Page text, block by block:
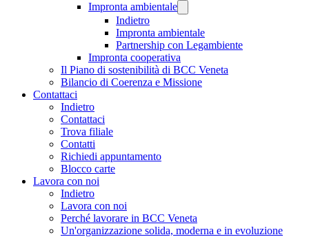
Impronta ambientale
Indietro
Impronta ambientale
Partnership con Legambiente
Impronta cooperativa
Il Piano di sostenibilità di BCC Veneta
Bilancio di Coerenza e Missione
Contattaci
Indietro
Contattaci
Trova filiale
Contatti
Richiedi appuntamento
Blocco carte
Lavora con noi
Indietro
Lavora con noi
Perché lavorare in BCC Veneta
Un'organizzazione solida, moderna e in evoluzione